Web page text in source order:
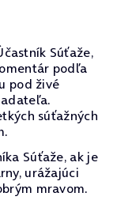
Súťaže,
podľa
pod živé
súťažných
Súťaže, ak je
urážajúci
mravom.